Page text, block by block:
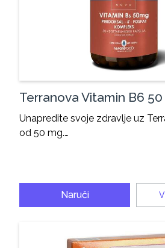
Terranova Vitamin B6
Unapredite svoje zdravlje uz
od 50 mg.…
Naruči